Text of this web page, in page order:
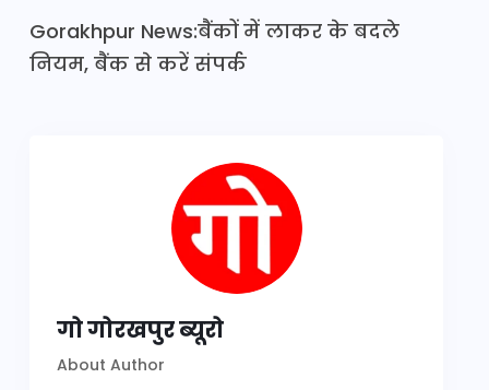
Gorakhpur News:बैंकों में लाकर के बदले
नियम, बैंक से करें संपर्क
गो गोरखपुर ब्यूरो
About Author